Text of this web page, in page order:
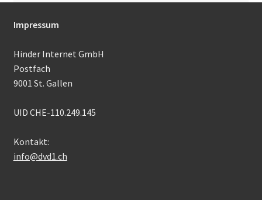
Impressum
Hinder Internet GmbH
Postfach
9001 St. Gallen
UID CHE-110.249.145
Kontakt:
info@dvd1.ch